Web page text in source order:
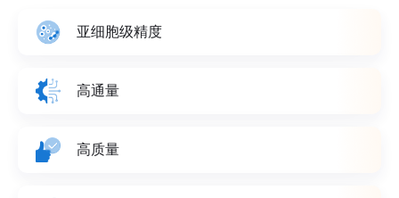
亚细胞级精度
高通量
高质量